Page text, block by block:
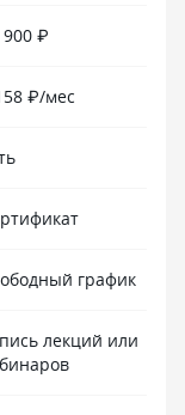
900 ₽
₽/мес
график
лекций или